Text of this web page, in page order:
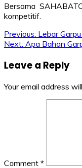
Bersama
kompetitif.
Post
Previous: Lebar
Next: Apa Bahan
Leave a Reply
Your email address
Comment *